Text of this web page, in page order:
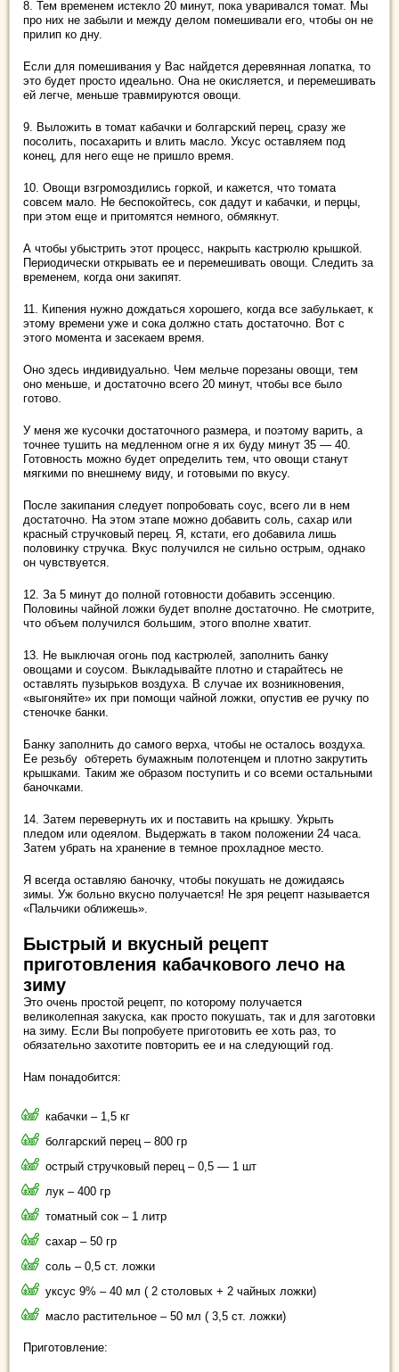
8. Тем временем истекло 20 минут, пока уваривался томат. Мы
про них не забыли и между делом помешивали его, чтобы он не
прилип ко дну.
Если для помешивания у Вас найдется деревянная лопатка, то
это будет просто идеально. Она не окисляется, и перемешивать
ей легче, меньше травмируются овощи.
9. Выложить в томат кабачки и болгарский перец, сразу же
посолить, посахарить и влить масло. Уксус оставляем под
конец, для него еще не пришло время.
10. Овощи взгромоздились горкой, и кажется, что томата
совсем мало. Не беспокойтесь, сок дадут и кабачки, и перцы,
при этом еще и притомятся немного, обмякнут.
А чтобы убыстрить этот процесс, накрыть кастрюлю крышкой.
Периодически открывать ее и перемешивать овощи. Следить за
временем, когда они закипят.
11. Кипения нужно дождаться хорошего, когда все забулькает, к
этому времени уже и сока должно стать достаточно. Вот с
этого момента и засекаем время.
Оно здесь индивидуально. Чем мельче порезаны овощи, тем
оно меньше, и достаточно всего 20 минут, чтобы все было
готово.
У меня же кусочки достаточного размера, и поэтому варить, а
точнее тушить на медленном огне я их буду минут 35 — 40.
Готовность можно будет определить тем, что овощи станут
мягкими по внешнему виду, и готовыми по вкусу.
После закипания следует попробовать соус, всего ли в нем
достаточно. На этом этапе можно добавить соль, сахар или
красный стручковый перец. Я, кстати, его добавила лишь
половинку стручка. Вкус получился не сильно острым, однако
он чувствуется.
12. За 5 минут до полной готовности добавить эссенцию.
Половины чайной ложки будет вполне достаточно. Не смотрите,
что объем получился большим, этого вполне хватит.
13. Не выключая огонь под кастрюлей, заполнить банку
овощами и соусом. Выкладывайте плотно и старайтесь не
оставлять пузырьков воздуха. В случае их возникновения,
«выгоняйте» их при помощи чайной ложки, опустив ее ручку по
стеночке банки.
Банку заполнить до самого верха, чтобы не осталось воздуха.
Ее резьбу обтереть бумажным полотенцем и плотно закрутить
крышками. Таким же образом поступить и со всеми остальными
баночками.
14. Затем перевернуть их и поставить на крышку. Укрыть
пледом или одеялом. Выдержать в таком положении 24 часа.
Затем убрать на хранение в темное прохладное место.
Я всегда оставляю баночку, чтобы покушать не дожидаясь
зимы. Уж больно вкусно получается! Не зря рецепт называется
«Пальчики оближешь».
Быстрый и вкусный рецепт
приготовления кабачкового лечо на
зиму
Это очень простой рецепт, по которому получается
великолепная закуска, как просто покушать, так и для заготовки
на зиму. Если Вы попробуете приготовить ее хоть раз, то
обязательно захотите повторить ее и на следующий год.
Нам понадобится:
кабачки – 1,5 кг
болгарский перец – 800 гр
острый стручковый перец – 0,5 — 1 шт
лук – 400 гр
томатный сок – 1 литр
сахар – 50 гр
соль – 0,5 ст. ложки
уксус 9% – 40 мл ( 2 столовых + 2 чайных ложки)
масло растительное – 50 мл ( 3,5 ст. ложки)
Приготовление: